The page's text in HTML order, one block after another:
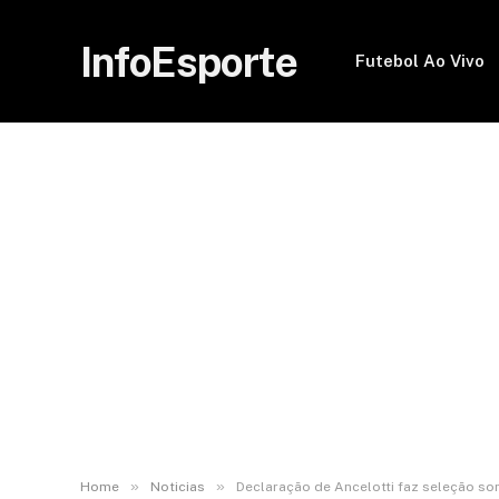
InfoEsporte Futebol Ao Vivo
Home » Noticias » Declaração de Ancelotti faz seleção